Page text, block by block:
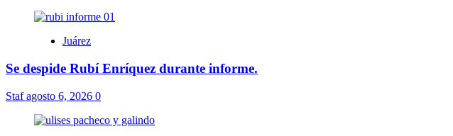
Juárez
Se despide Rubí Enríquez durante informe.
Stafagosto 6, 2026 0